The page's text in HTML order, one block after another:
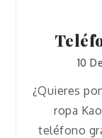
10
¿Quieres
ropa
teléfono